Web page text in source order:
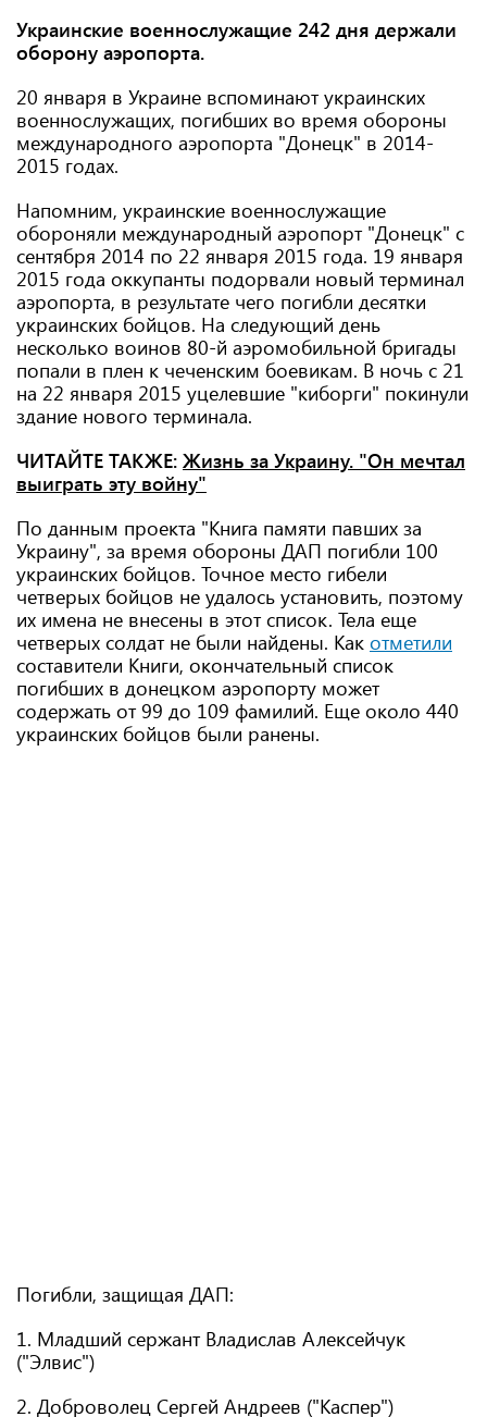
Украинские военнослужащие 242 дня держали
оборону аэропорта.
20 января в Украине вспоминают украинских
военнослужащих, погибших во время обороны
международного аэропорта "Донецк" в 2014-
2015 годах.
Напомним, украинские военнослужащие
обороняли международный аэропорт "Донецк" с
сентября 2014 по 22 января 2015 года. 19 января
2015 года оккупанты подорвали новый терминал
аэропорта, в результате чего погибли десятки
украинских бойцов. На следующий день
несколько воинов 80-й аэромобильной бригады
попали в плен к чеченским боевикам. В ночь с 21
на 22 января 2015 уцелевшие "киборги" покинули
здание нового терминала.
ЧИТАЙТЕ ТАКЖЕ: Жизнь за Украину. "Он мечтал
выиграть эту войну"
По данным проекта "Книга памяти павших за
Украину", за время обороны ДАП погибли 100
украинских бойцов. Точное место гибели
четверых бойцов не удалось установить, поэтому
их имена не внесены в этот список. Тела еще
четверых солдат не были найдены. Как отметили
составители Книги, окончательный список
погибших в донецком аэропорту может
содержать от 99 до 109 фамилий. Еще около 440
украинских бойцов были ранены.
Погибли, защищая ДАП:
1. Младший сержант Владислав Алексейчук
("Элвис")
2. Доброволец Сергей Андреев ("Каспер")